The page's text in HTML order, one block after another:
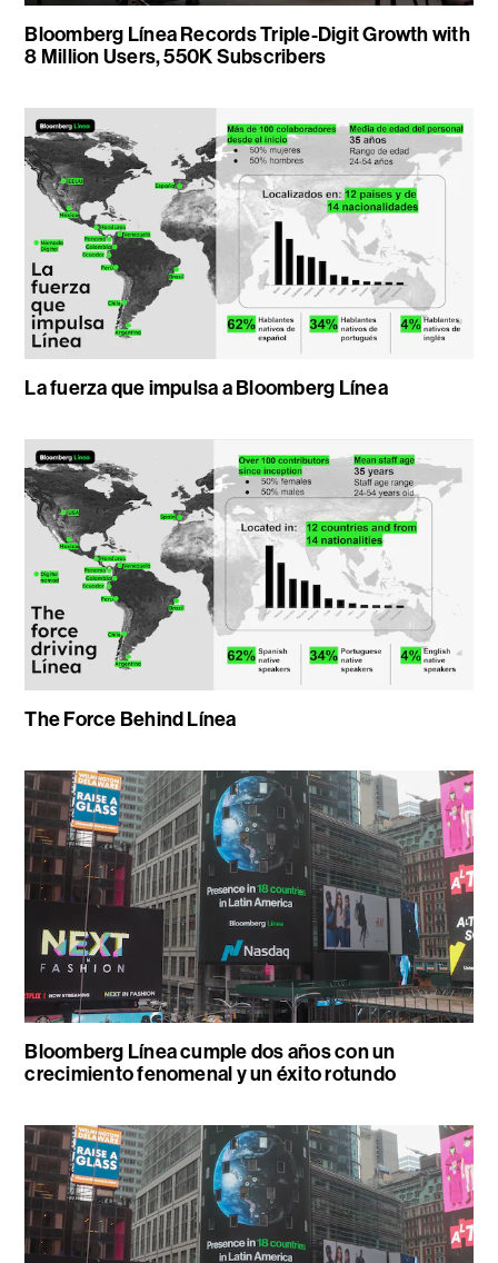
Bloomberg Línea Records Triple-Digit Growth with
8 Million Users, 550K Subscribers
La fuerza que impulsa a Bloomberg Línea
The Force Behind Línea
Bloomberg Línea cumple dos años con un
crecimiento fenomenal y un éxito rotundo